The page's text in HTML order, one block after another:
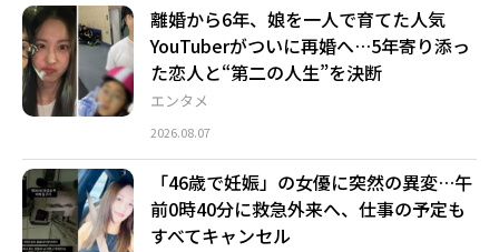
エンタメ
離婚から6年、娘を一人で育てた人気
YouTuberがついに再婚へ…5年寄り添っ
た恋人と“第二の人生”を決断
2026.08.07
「46歳で妊娠」の女優に突然の異変…午
前0時40分に救急外来へ、仕事の予定も
すべてキャンセル